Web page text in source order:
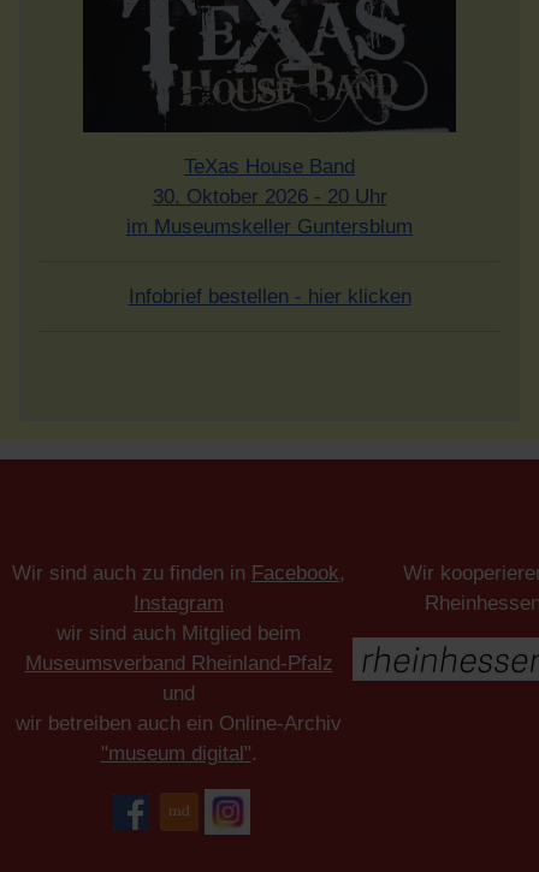
TeXas House Band
30. Oktober 2026 - 20 Uhr
im Museumskeller Guntersblum
Infobrief bestellen - hier klicken
Wir sind auch zu finden in Facebook,
Instagram
wir sind auch Mitglied beim
Museumsverband Rheinland-Pfalz
und
wir betreiben auch ein Online-Archiv
"museum digital".
Wir